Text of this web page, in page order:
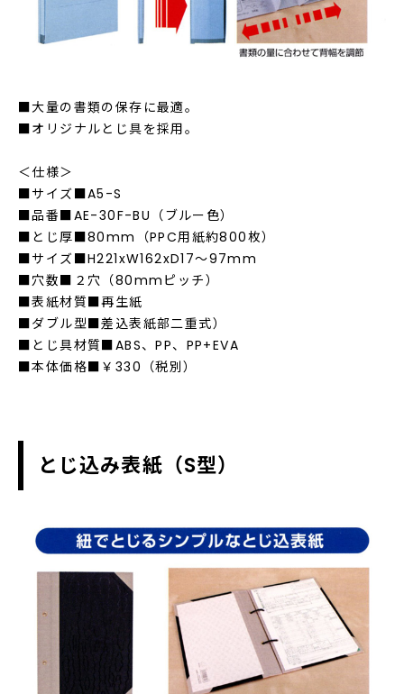
■大量の書類の保存に最適。
■オリジナルとじ具を採用。
＜仕様＞
■サイズ■A5-S
■品番■AE-30F-BU（ブルー色）
■とじ厚■80mm（PPC用紙約800枚）
■サイズ■H221xW162xD17～97mm
■穴数■２穴（80mmピッチ）
■表紙材質■再生紙
■ダブル型■差込表紙部二重式）
■とじ具材質■ABS、PP、PP+EVA
■本体価格■￥330（税別）
とじ込み表紙（S型）